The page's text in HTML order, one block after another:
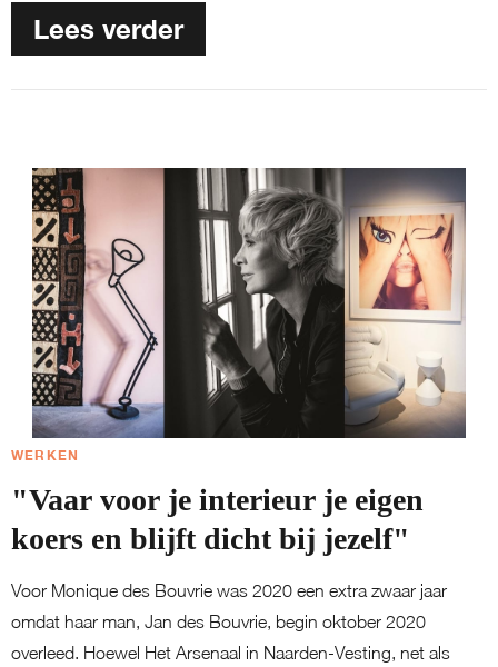
Lees verder
WERKEN
"Vaar voor je interieur je eigen
koers en blijft dicht bij jezelf"
Voor Monique des Bouvrie was 2020 een extra zwaar jaar
omdat haar man, Jan des Bouvrie, begin oktober 2020
overleed. Hoewel Het Arsenaal in Naarden-Vesting, net als